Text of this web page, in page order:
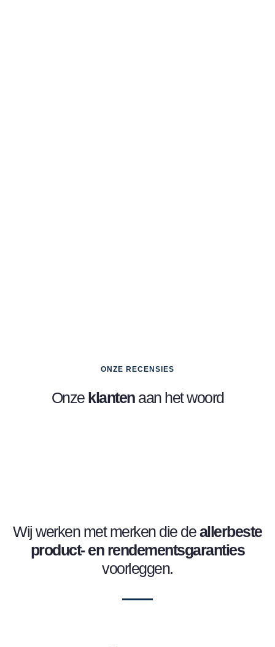
ONZE RECENSIES
Onze klantenaan het woord
Wij werken met merken die deallerbeste
product- en rendementsgaranties
voorleggen.